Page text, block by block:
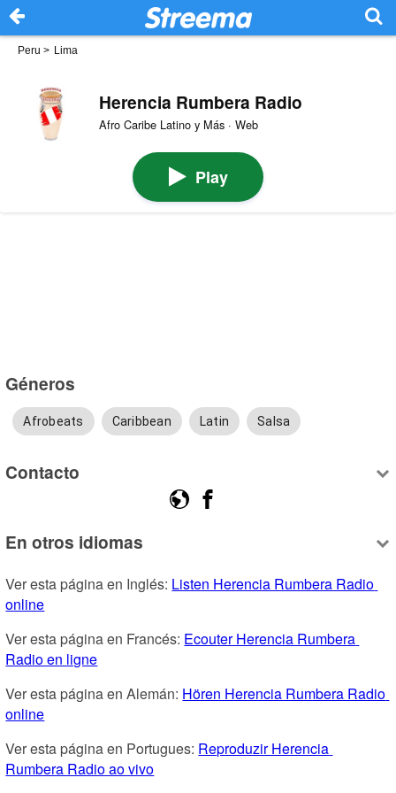
Peru > Lima
Herencia Rumbera Radio
Afro Caribe Latino y Más · Web
Play
Géneros
Afrobeats Caribbean Latin Salsa
Contacto
En otros idiomas
Ver esta página en Inglés: Listen Herencia Rumbera Radio
online
Ver esta página en Francés: Ecouter Herencia Rumbera
Radio en ligne
Ver esta página en Alemán: Hören Herencia Rumbera Radio
online
Ver esta página en Portugues: Reproduzir Herencia
Rumbera Radio ao vivo